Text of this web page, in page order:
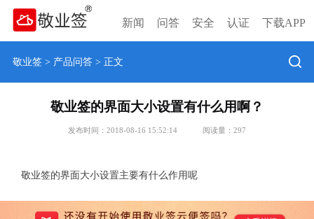
新闻 问答 安全 认证 下载APP
敬业签> 产品问答> 正文
敬业签的界面大小设置有什么用啊？
发布时间：2018-08-16 15:52:14 阅读量： 297
敬业签的界面大小设置主要有什么作用呢